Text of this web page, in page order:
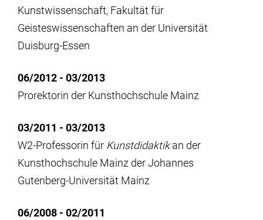
Kunstwissenschaft, Fakultät für
Geisteswissenschaften an der Universität
Duisburg-Essen
06/2012 - 03/2013
Prorektorin der Kunsthochschule Mainz
03/2011 - 03/2013
W2-Professorin für Kunstdidaktikan der
Kunsthochschule Mainz der Johannes
Gutenberg-Universität Mainz
06/2008 - 02/2011